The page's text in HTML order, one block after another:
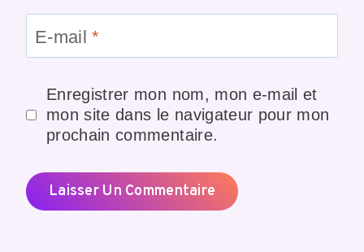
E-mail*
Enregistrer mon nom, mon e-mail et
mon site dans le navigateur pour mon
prochain commentaire.